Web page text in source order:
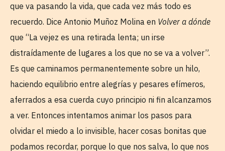
que va pasando la vida, que cada vez más todo es
recuerdo. Dice Antonio Muñoz Molina en Volver a dónde
que “La vejez es una retirada lenta; un irse
distraídamente de lugares a los que no se va a volver”.
Es que caminamos permanentemente sobre un hilo,
haciendo equilibrio entre alegrías y pesares efímeros,
aferrados a esa cuerda cuyo principio ni fin alcanzamos
a ver. Entonces intentamos animar los pasos para
olvidar el miedo a lo invisible, hacer cosas bonitas que
podamos recordar, porque lo que nos salva, lo que nos